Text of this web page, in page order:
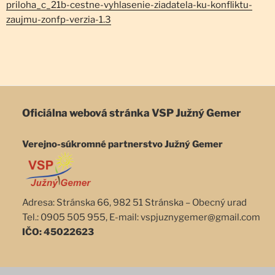
priloha_c_21b-cestne-vyhlasenie-ziadatela-ku-konfliktu-
zaujmu-zonfp-verzia-1.3
Oficiálna webová stránka VSP Južný Gemer
Verejno-súkromné partnerstvo Južný Gemer
Adresa: Stránska 66, 982 51 Stránska – Obecný urad
Tel.: 0905 505 955, E-mail: vspjuznygemer@gmail.com
IČO: 45022623